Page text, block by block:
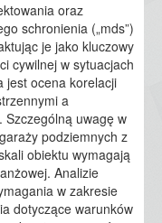
oraz
schronienia („mds”)
je jako kluczowy
cywilnej w sytuacjach
jest ocena korelacji
a
Szczególną uwagę w
podziemnych z
obiektu wymagają
Analizie
w zakresie
dotyczące warunków